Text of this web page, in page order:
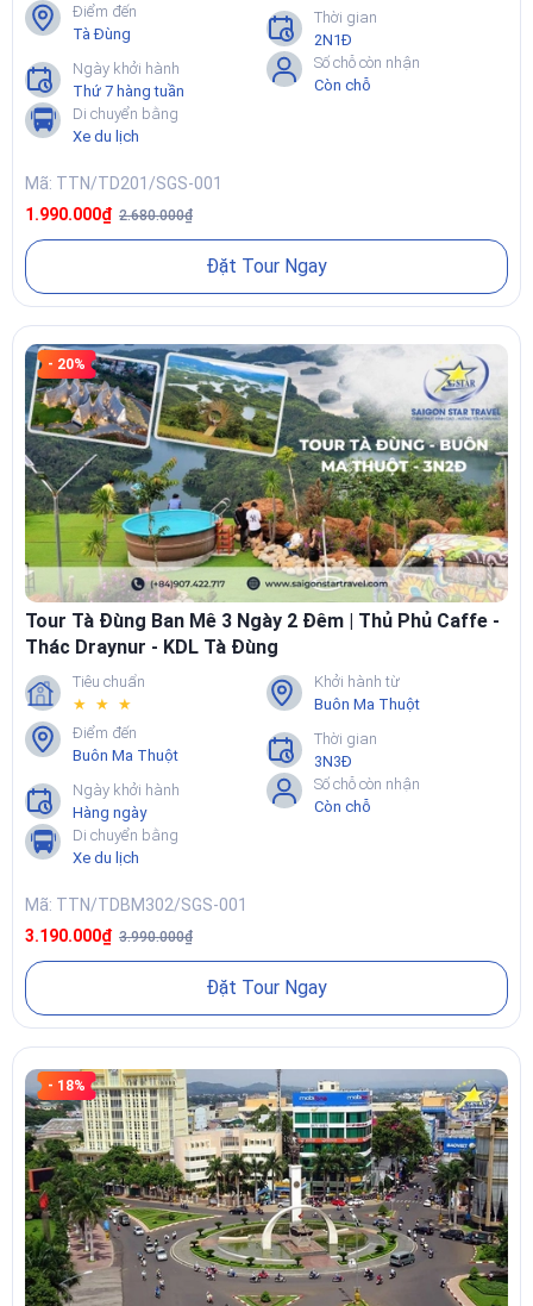
Điểm đến
Tà Đùng
Thời gian
2N1Đ
Ngày khởi hành
Thứ 7 hàng tuần
Số chỗ còn nhận
Còn chỗ
Di chuyển bằng
Xe du lịch
Mã: TTN/TD201/SGS-001
1.990.000₫ 2.680.000₫
Đặt Tour Ngay
- 20%
Tour Tà Đùng Ban Mê 3 Ngày 2 Đêm | Thủ Phủ Caffe -
Thác Draynur - KDL Tà Đùng
Tiêu chuẩn
★ ★ ★
Khởi hành từ
Buôn Ma Thuột
Điểm đến
Buôn Ma Thuột
Thời gian
3N3Đ
Ngày khởi hành
Hàng ngày
Số chỗ còn nhận
Còn chỗ
Di chuyển bằng
Xe du lịch
Mã: TTN/TDBM302/SGS-001
3.190.000₫ 3.990.000₫
Đặt Tour Ngay
- 18%